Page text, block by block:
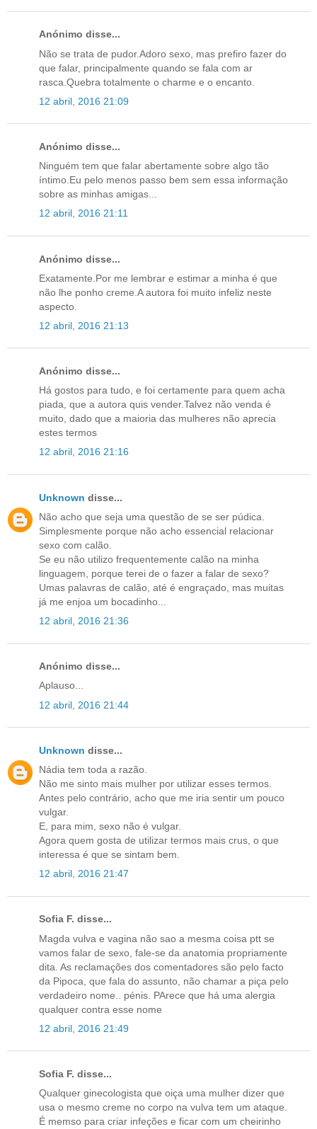
Anónimo disse...
Não se trata de pudor.Adoro sexo, mas prefiro fazer do
que falar, principalmente quando se fala com ar
rasca.Quebra totalmente o charme e o encanto.
12 abril, 2016 21:09
Anónimo disse...
Ninguém tem que falar abertamente sobre algo tão
íntimo.Eu pelo menos passo bem sem essa informação
sobre as minhas amigas...
12 abril, 2016 21:11
Anónimo disse...
Exatamente.Por me lembrar e estimar a minha é que
não lhe ponho creme.A autora foi muito infeliz neste
aspecto.
12 abril, 2016 21:13
Anónimo disse...
Há gostos para tudo, e foi certamente para quem acha
piada, que a autora quis vender.Talvez não venda é
muito, dado que a maioria das mulheres não aprecia
estes termos
12 abril, 2016 21:16
Unknown disse...
Não acho que seja uma questão de se ser púdica.
Simplesmente porque não acho essencial relacionar
sexo com calão.
Se eu não utilizo frequentemente calão na minha
linguagem, porque terei de o fazer a falar de sexo?
Umas palavras de calão, até é engraçado, mas muitas
já me enjoa um bocadinho...
12 abril, 2016 21:36
Anónimo disse...
Aplauso...
12 abril, 2016 21:44
Unknown disse...
Nádia tem toda a razão.
Não me sinto mais mulher por utilizar esses termos.
Antes pelo contrário, acho que me iria sentir um pouco
vulgar.
E, para mim, sexo não é vulgar.
Agora quem gosta de utilizar termos mais crus, o que
interessa é que se sintam bem.
12 abril, 2016 21:47
Sofia F. disse...
Magda vulva e vagina não sao a mesma coisa ptt se
vamos falar de sexo, fale-se da anatomia propriamente
dita. As reclamações dos comentadores são pelo facto
da Pipoca, que fala do assunto, não chamar a piça pelo
verdadeiro nome.. pénis. PArece que há uma alergia
qualquer contra esse nome
12 abril, 2016 21:49
Sofia F. disse...
Qualquer ginecologista que oiça uma mulher dizer que
usa o mesmo creme no corpo na vulva tem um ataque.
É memso para criar infeções e ficar com um cheirinho